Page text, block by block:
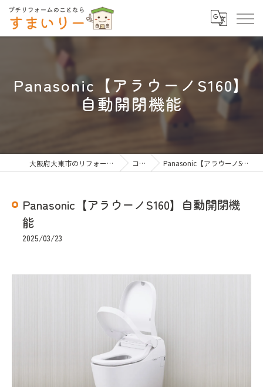
Panasonic【アラウーノS160】
自動開閉機能
大阪府大東市のリフォームならすまいりー コラム Panasonic【アラウーノS160】自動開閉機能
Panasonic【アラウーノS160】自動開閉機
能
2025/03/23